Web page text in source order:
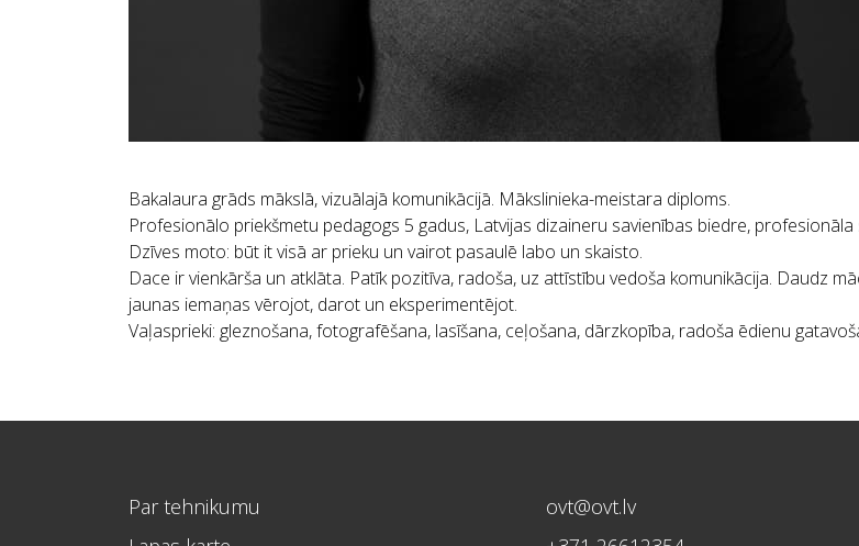
Bakalaura grāds mākslā, vizuālajā komunikācijā. Mākslinieka-meistara diploms.
Profesionālo priekšmetu pedagogs 5 gadus, Latvijas dizaineru savienības biedre,
Dzīves moto: būt it visā ar prieku un vairot pasaulē labo un skaisto.
Dace ir vienkārša un atklāta. Patīk pozitīva, radoša, uz attīstību vedoša komunikācija. Daudz
jaunas iemaņas vērojot, darot un eksperimentējot.
Vaļasprieki: gleznošana, fotografēšana, lasīšana, ceļošana, dārzkopība, radoša ēdienu
Par tehnikumu
ovt@ovt.lv